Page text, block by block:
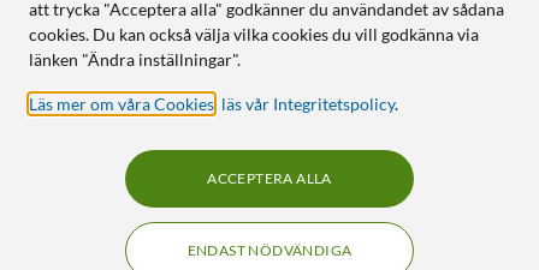
Sverige
Norge
KUNSKAP OCH TILLBEHÖR TILL
att trycka "Acceptera alla" godkänner du användandet av sådana
cookies. Du kan också välja vilka cookies du vill godkänna via
länken "Ändra inställningar".
Läs mer om våra Cookies läs vår Integritetspolicy.
ENDAST NÖDVÄNDIGA
ACCEPTERA ALLA